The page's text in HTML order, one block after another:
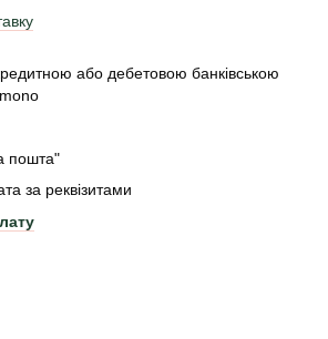
або дебетовою банківською
пошта"
за реквізитами